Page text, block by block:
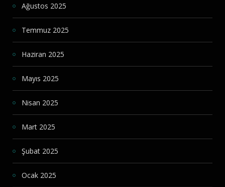
Ağustos 2025
Temmuz 2025
Haziran 2025
Mayıs 2025
Nisan 2025
Mart 2025
Şubat 2025
Ocak 2025